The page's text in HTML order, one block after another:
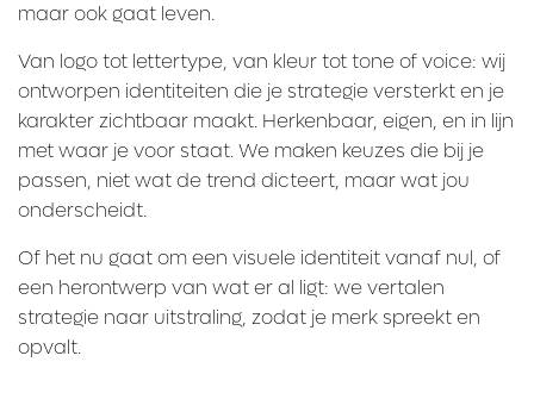
maar ook gaat leven.
Van logo tot lettertype, van kleur tot tone of voice: wij
ontworpen identiteiten die je strategie versterkt en je
karakter zichtbaar maakt. Herkenbaar, eigen, en in lijn
met waar je voor staat. We maken keuzes die bij je
passen, niet wat de trend dicteert, maar wat jou
onderscheidt.
Of het nu gaat om een visuele identiteit vanaf nul, of
een herontwerp van wat er al ligt: we vertalen
strategie naar uitstraling, zodat je merk spreekt en
opvalt.